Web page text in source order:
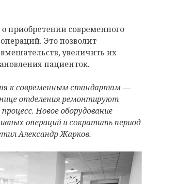
приобретении современного
Это позволит
увеличить их
пациенток.
к современным стандартам —
отделения ремонтируют
Новое оборудование
операций и сократить период
Александр Жарков.